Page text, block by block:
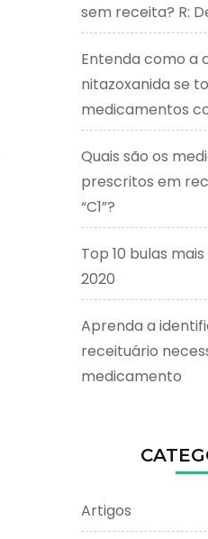
sem receita? R:
Entenda como a
nitazoxanida se
medicamentos
Quais são os
prescritos em
“C1”?
Top 10 bulas
2020
Aprenda a
receituário
medicamento
Artigos